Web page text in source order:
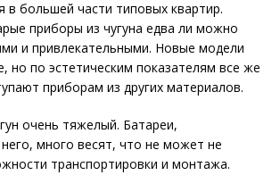
в большей части типовых квартир.
приборы из чугуна едва ли можно
и привлекательными. Новые модели
но по эстетическим показателям все же
приборам из других материалов.
очень тяжелый. Батареи,
много весят, что не может не
транспортировки и монтажа.